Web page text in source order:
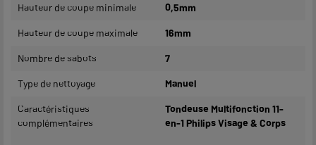
Hauteur de coupe minimale 0,5mm
Hauteur de coupe maximale 16mm
Nombre de sabots 7
Type de nettoyage Manuel
Caractéristiques
complémentaires
Tondeuse Multifonction 11-
en-1 Philips Visage & Corps